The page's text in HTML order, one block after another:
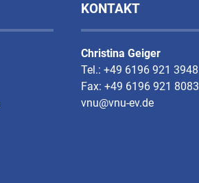
KONTAKT
Christina Geiger
Tel.: +49 6196 921 3948
Fax: +49 6196 921 8083
vnu@vnu-ev.de